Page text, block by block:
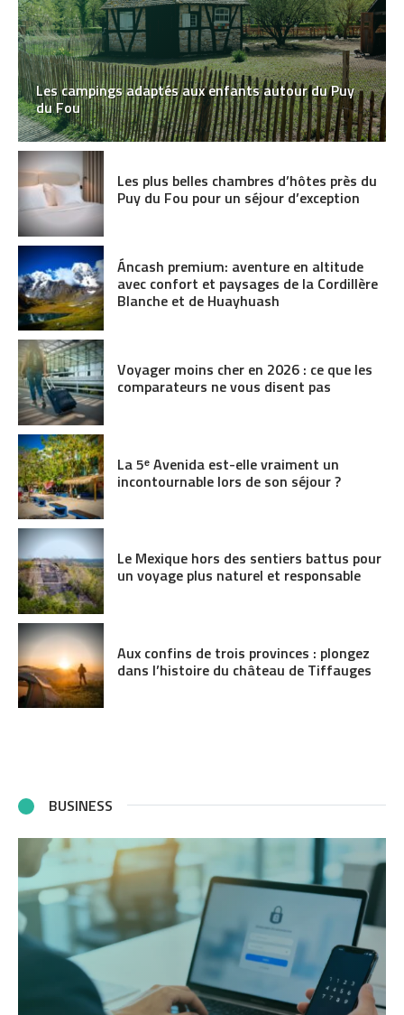
Les campings adaptés aux enfants autour du Puy
du Fou
Les plus belles chambres d’hôtes près du
Puy du Fou pour un séjour d’exception
Áncash premium: aventure en altitude
avec confort et paysages de la Cordillère
Blanche et de Huayhuash
Voyager moins cher en 2026 : ce que les
comparateurs ne vous disent pas
La 5ᵉ Avenida est-elle vraiment un
incontournable lors de son séjour ?
Le Mexique hors des sentiers battus pour
un voyage plus naturel et responsable
Aux confins de trois provinces : plongez
dans l’histoire du château de Tiffauges
BUSINESS